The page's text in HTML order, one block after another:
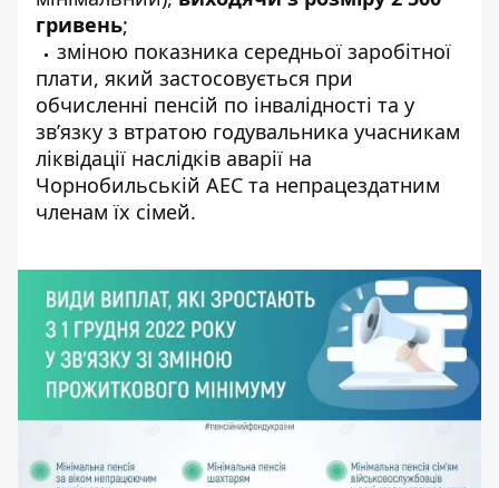
гривень;
зміною показника середньої заробітної
плати, який застосовується при
обчисленні пенсій по інвалідності та у
зв’язку з втратою годувальника учасникам
ліквідації наслідків аварії на
Чорнобильській АЕС та непрацездатним
членам їх сімей.